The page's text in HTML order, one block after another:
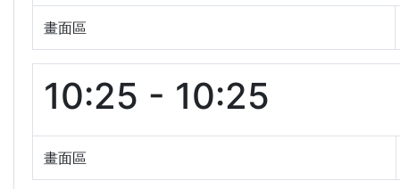
畫面區
10:25 - 10:25
畫面區